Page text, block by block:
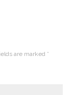
are marked *